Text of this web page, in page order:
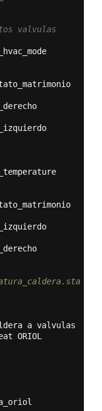
valvulas
a valvulas
ORIOL